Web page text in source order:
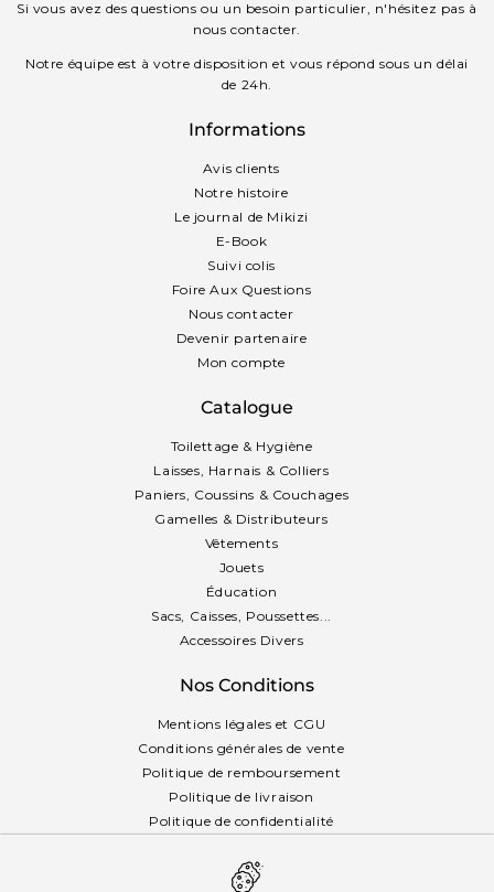
Si vous avez des questions ou un besoin particulier, n'hésitez pas à
nous contacter.
Notre équipe est à votre disposition et vous répond sous un délai
de 24h.
Informations
Avis clients
Notre histoire
Le journal de Mikizi
E-Book
Suivi colis
Foire Aux Questions
Nous contacter
Devenir partenaire
Mon compte
Catalogue
Toilettage & Hygiène
Laisses, Harnais & Colliers
Paniers, Coussins & Couchages
Gamelles & Distributeurs
Vêtements
Jouets
Éducation
Sacs, Caisses, Poussettes...
Accessoires Divers
Nos Conditions
Mentions légales et CGU
Conditions générales de vente
Politique de remboursement
Politique de livraison
Politique de confidentialité
Français